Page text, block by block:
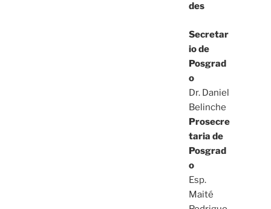
des
Secretar
io de
Posgrad
o
Dr. Daniel
Belinche
Prosecre
taria de
Posgrad
o
Esp.
Maité